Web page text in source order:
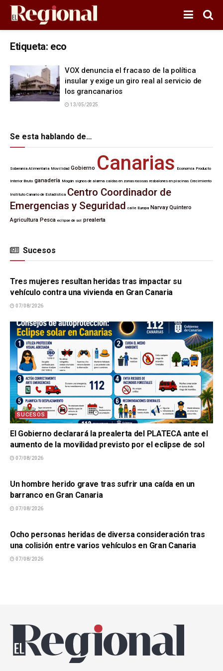
Etiqueta: eco
VOX denuncia el fracaso de la política
insular y exige un giro real al servicio de
los grancanarios
13/05/2025
Se esta hablando de…
Soberanía Alimentaria Movilidad Gobierno Canarias Economía Producto
Interior Bruto ganadería Mogán signos de alarma caídas en zonas rocosas resbalones en piscinas Crecimiento
Instituto Canario de Estadística Centro Coordinador de
Emergencias y Seguridad calle Europa Narvay Quintero
Agricultura Pesca eclipse de sol prealerta
Sucesos
SUCESOS
Tres mujeres resultan heridas tras impactar su
vehículo contra una vivienda en Gran Canaria
07/08/2026
SUCESOS
El Gobierno declarará la prealerta del PLATECA ante el
aumento de la movilidad previsto por el eclipse de sol
07/08/2026
Un hombre herido grave tras sufrir una caída en un
barranco en Gran Canaria
07/08/2026
Ocho personas heridas de diversa consideración tras
una colisión entre varios vehículos en Gran Canaria
07/08/2026